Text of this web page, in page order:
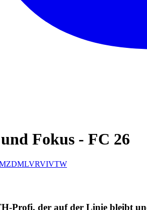
Fokus - FC 26
ZDMLVRVIVTW
Profi, der auf der Linie bleibt